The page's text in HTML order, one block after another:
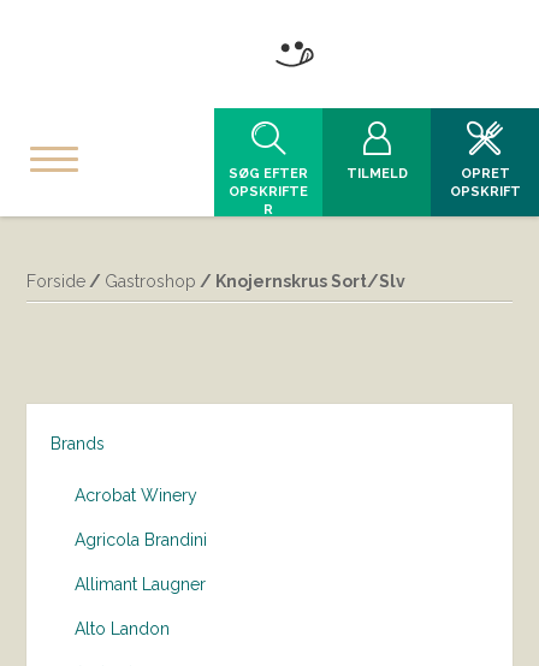
SØG EFTER
OPSKRIFTE
R
TILMELD
OPRET
OPSKRIFT
Forside / Gastroshop / Knojernskrus Sort/Slv
Brands
Acrobat Winery
Agricola Brandini
Allimant Laugner
Alto Landon